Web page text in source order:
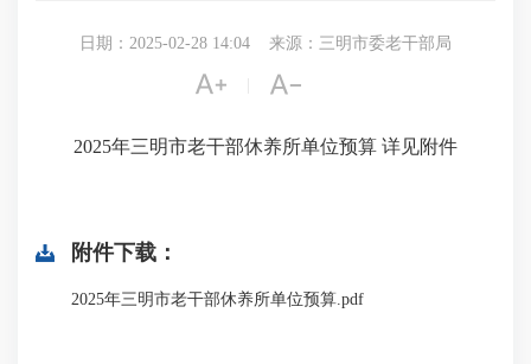
日期：2025-02-28 14:04 来源：三明市委老干部局
 
2025年三明市老干部休养所单位预算 详见附件
附件下载：
2025年三明市老干部休养所单位预算.pdf